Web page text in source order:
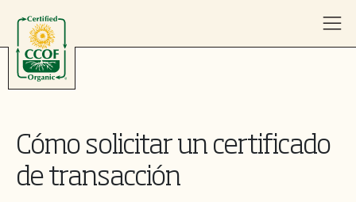
Cómo solicitar un certificado
de transacción